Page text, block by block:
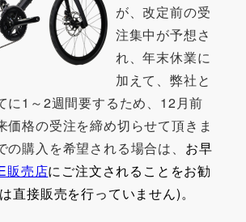
が、改定前の受
注集中が予想さ
れ、年末休業に
加えて、弊社と
に1～2週間要するため、12月前
価格の受注を締め切らせて頂きま
の購入を希望される場合は、 お早
販売店にご注文されることをお勧
直接販売を行っていません)。